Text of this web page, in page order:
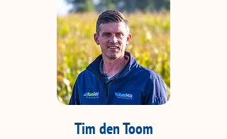
Tim den Toom